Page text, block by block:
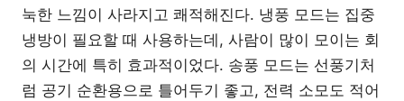
눅한 느낌이 사라지고 쾌적해진다. 냉풍 모드는 집중
냉방이 필요할 때 사용하는데, 사람이 많이 모이는 회
의 시간에 특히 효과적이었다. 송풍 모드는 선풍기처
럼 공기 순환용으로 틀어두기 좋고, 전력 소모도 적어